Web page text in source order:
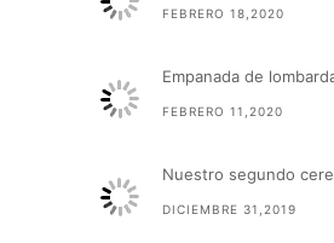
FEBRERO 18,2020
Empanada de
FEBRERO 11,2020
Nuestro segundo
DICIEMBRE 31,2019